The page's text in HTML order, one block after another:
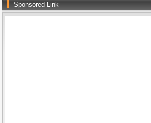
Sponsored Link